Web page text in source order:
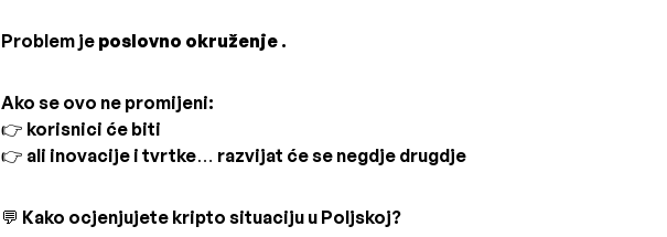
Problem je poslovno okruženje .
Ako se ovo ne promijeni:
👉 korisnici će biti
👉 ali inovacije i tvrtke… razvijat će se negdje drugdje
💬 Kako ocjenjujete kripto situaciju u Poljskoj?